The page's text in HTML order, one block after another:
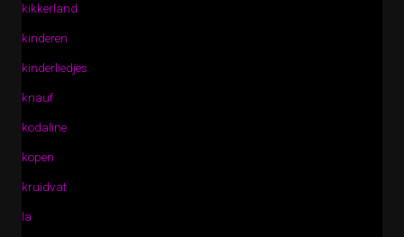
kikkerland
kinderen
kinderliedjes
knauf
kodaline
kopen
kruidvat
la